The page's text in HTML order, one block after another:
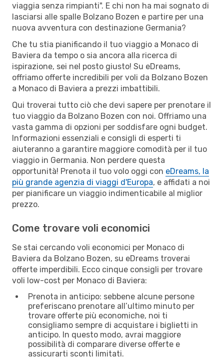
viaggia senza rimpianti". E chi non ha mai sognato di
lasciarsi alle spalle Bolzano Bozen e partire per una
nuova avventura con destinazione Germania?
Che tu stia pianificando il tuo viaggio a Monaco di
Baviera da tempo o sia ancora alla ricerca di
ispirazione, sei nel posto giusto! Su eDreams,
offriamo offerte incredibili per voli da Bolzano Bozen
a Monaco di Baviera a prezzi imbattibili.
Qui troverai tutto ciò che devi sapere per prenotare il
tuo viaggio da Bolzano Bozen con noi. Offriamo una
vasta gamma di opzioni per soddisfare ogni budget.
Informazioni essenziali e consigli di esperti ti
aiuteranno a garantire maggiore comodità per il tuo
viaggio in Germania. Non perdere questa
opportunità! Prenota il tuo volo oggi con eDreams, la
più grande agenzia di viaggi d'Europa, e affidati a noi
per pianificare un viaggio indimenticabile al miglior
prezzo.
Come trovare voli economici
Se stai cercando voli economici per Monaco di
Baviera da Bolzano Bozen, su eDreams troverai
offerte imperdibili. Ecco cinque consigli per trovare
voli low-cost per Monaco di Baviera:
Prenota in anticipo: sebbene alcune persone
preferiscano prenotare all’ultimo minuto per
trovare offerte più economiche, noi ti
consigliamo sempre di acquistare i biglietti in
anticipo. In questo modo, avrai maggiore
possibilità di comparare diverse offerte e
assicurarti sconti limitati.